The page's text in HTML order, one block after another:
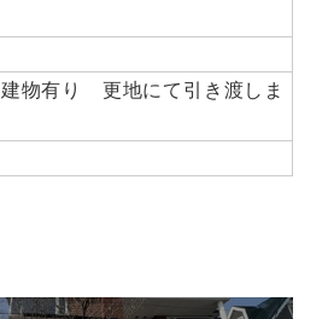
物有り 更地にて引き渡しま